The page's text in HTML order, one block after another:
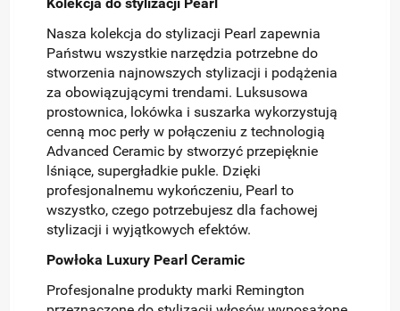
Nasza kolekcja do stylizacji Pearl zapewnia
Państwu wszystkie narzędzia potrzebne do
stworzenia najnowszych stylizacji i podążenia
za obowiązującymi trendami. Luksusowa
prostownica, lokówka i suszarka wykorzystują
cenną moc perły w połączeniu z technologią
Advanced Ceramic by stworzyć przepięknie
lśniące, supergładkie pukle. Dzięki
profesjonalnemu wykończeniu, Pearl to
wszystko, czego potrzebujesz dla fachowej
stylizacji i wyjątkowych efektów.
Powłoka Luxury Pearl Ceramic
Profesjonalne produkty marki Remington